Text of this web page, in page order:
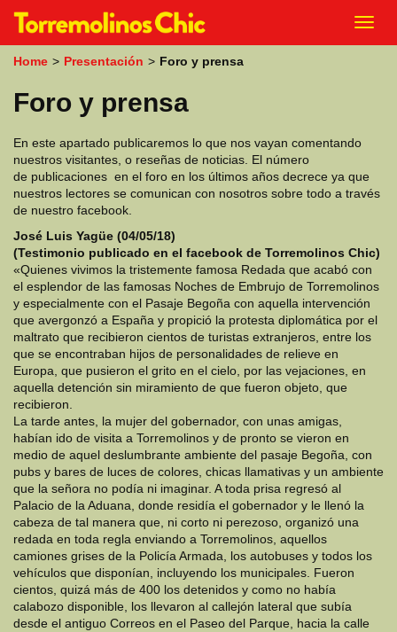
p
Home > Presentación > Foro y prensa
Foro y prensa
En este apartado publicaremos lo que nos vayan comentando
nuestros visitantes, o reseñas de noticias. El número
de publicaciones en el foro en los últimos años decrece ya que
nuestros lectores se comunican con nosotros sobre todo a través
de nuestro facebook.
José Luis Yagüe (04/05/18)
(Testimonio publicado en el facebook de Torremolinos Chic)
«Quienes vivimos la tristemente famosa Redada que acabó con
el esplendor de las famosas Noches de Embrujo de Torremolinos
y especialmente con el Pasaje Begoña con aquella intervención
que avergonzó a España y propició la protesta diplomática por el
maltrato que recibieron cientos de turistas extranjeros, entre los
que se encontraban hijos de personalidades de relieve en
Europa, que pusieron el grito en el cielo, por las vejaciones, en
aquella detención sin miramiento de que fueron objeto, que
recibieron.
La tarde antes, la mujer del gobernador, con unas amigas,
habían ido de visita a Torremolinos y de pronto se vieron en
medio de aquel deslumbrante ambiente del pasaje Begoña, con
pubs y bares de luces de colores, chicas llamativas y un ambiente
que la señora no podía ni imaginar. A toda prisa regresó al
Palacio de la Aduana, donde residía el gobernador y le llenó la
cabeza de tal manera que, ni corto ni perezoso, organizó una
redada en toda regla enviando a Torremolinos, aquellos
camiones grises de la Policía Armada, los autobuses y todos los
vehículos que disponían, incluyendo los municipales. Fueron
cientos, quizá más de 400 los detenidos y como no había
calabozo disponible, los llevaron al callejón lateral que subía
desde el antiguo Correos en el Paseo del Parque, hacia la calle